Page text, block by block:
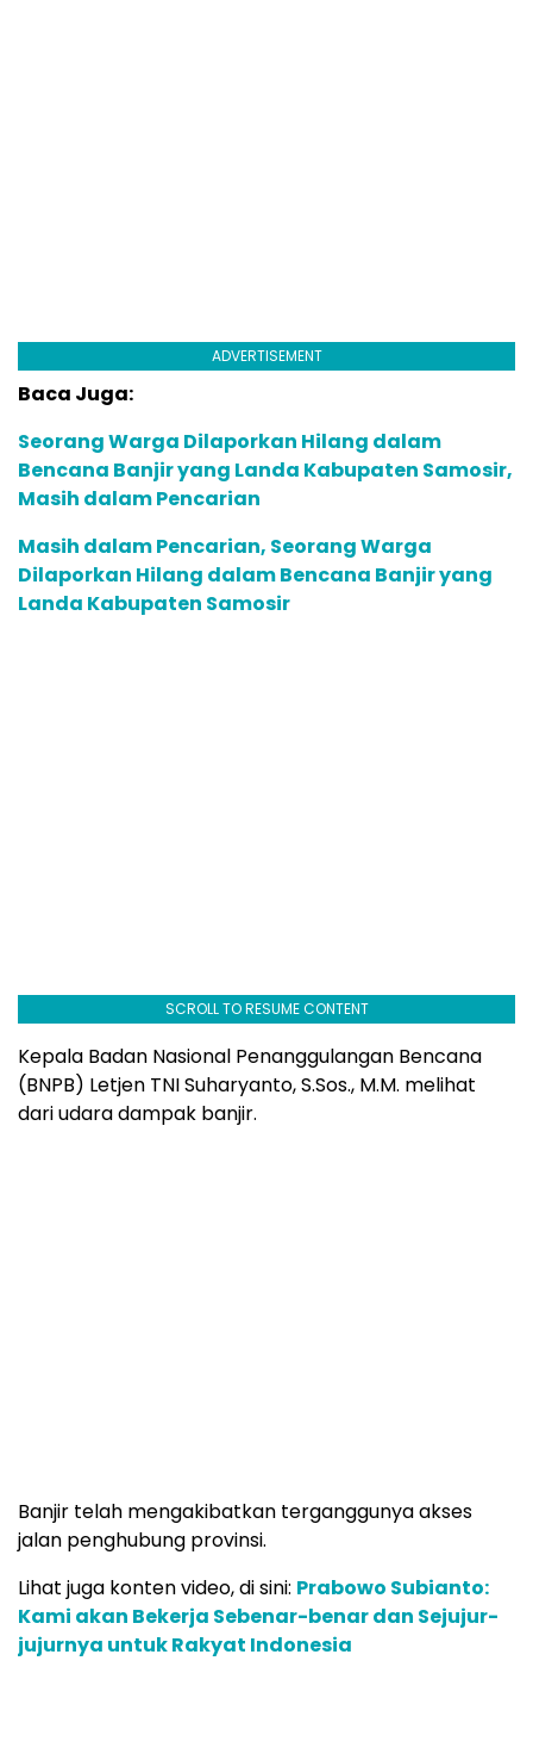
ADVERTISEMENT
Baca Juga:
Seorang Warga Dilaporkan Hilang dalam
Bencana Banjir yang Landa Kabupaten Samosir,
Masih dalam Pencarian
Masih dalam Pencarian, Seorang Warga
Dilaporkan Hilang dalam Bencana Banjir yang
Landa Kabupaten Samosir
SCROLL TO RESUME CONTENT
Kepala Badan Nasional Penanggulangan Bencana
(BNPB) Letjen TNI Suharyanto, S.Sos., M.M. melihat
dari udara dampak banjir.
Banjir telah mengakibatkan terganggunya akses
jalan penghubung provinsi.
Lihat juga konten video, di sini: Prabowo Subianto:
Kami akan Bekerja Sebenar-benar dan Sejujur-
jujurnya untuk Rakyat Indonesia